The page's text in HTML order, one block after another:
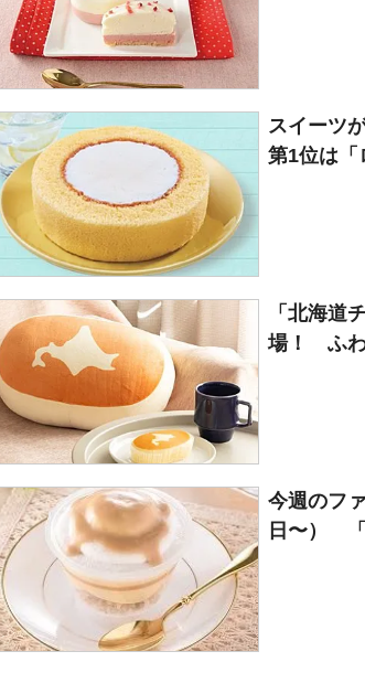
スイーツ
第1位は「
「北海道
場！ ふわ
今週のフ
日〜）